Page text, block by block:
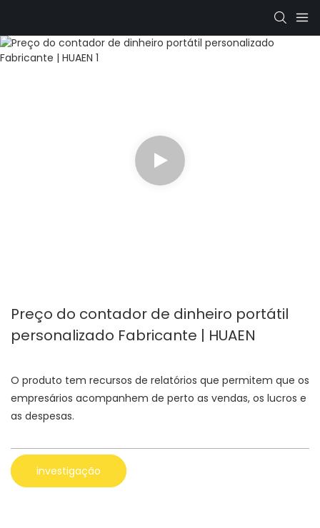
Preço do contador de dinheiro portátil
personalizado Fabricante | HUAEN
O produto tem recursos de relatórios que permitem que os
empresários acompanhem de perto as vendas, os lucros e
as despesas.
investigação